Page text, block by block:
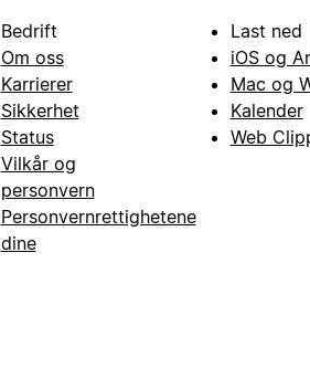
Bedrift
Om oss
Karrierer
Sikkerhet
Status
Vilkår og
personvern
Personvernrettighetene
dine
Last ned
iOS og
Mac og
Kalender
Web